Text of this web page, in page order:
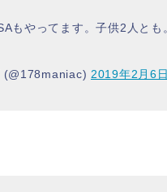
もやってます。子供2人とも
(@178maniac) 2019年2月6日